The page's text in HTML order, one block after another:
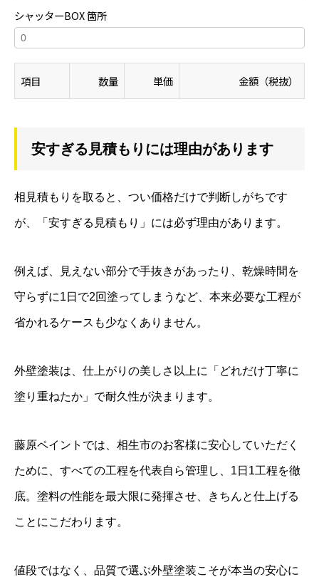
シャッターBOX 箇所
項目 数量 単価 金額（税抜）
安すぎる見積もりには理由があります
相見積もりを取ると、つい価格だけで判断しがちです
が、「安すぎる見積もり」には必ず理由があります。
例えば、見えない部分で手抜きがあったり、乾燥時間を
守らずに1日で2回塗ってしまうなど、本来必要な工程が
省かれるケースも少なくありません。
外壁塗装は、仕上がりの美しさ以上に「どれだけ丁寧に
塗り重ねたか」で耐久性が決まります。
藤原ペイントでは、相生市のお客様に安心していただく
ために、すべての工程を代表自ら管理し、1日1工程を徹
底。塗料の性能を最大限に発揮させ、きちんと仕上げる
ことにこだわります。
値段ではなく、品質で選ぶ外壁塗装こそが本当の安心に